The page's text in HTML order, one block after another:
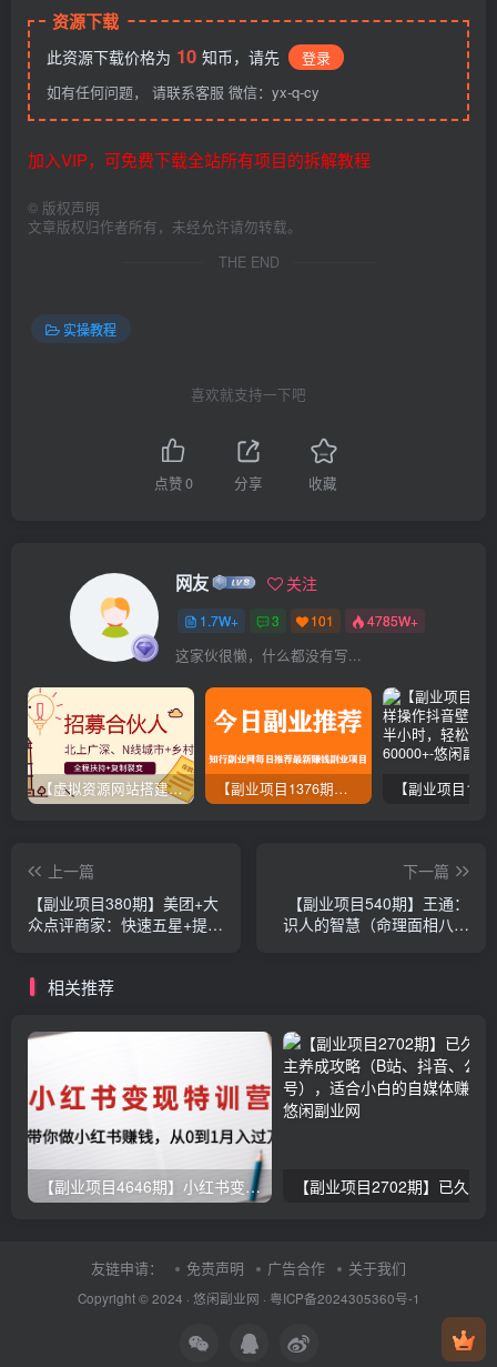
资源下载
此资源下载价格为 10 知币，请先
登录
如有任何问题， 请联系客服 微信：yx-q-cy
加入VIP，可免费下载全站所有项目的拆解教程
© 版权声明
文章版权归作者所有，未经允许请勿转载。
THE END
实操教程
喜欢就支持一下吧
点赞0 分享 收藏
网友 关注
1.7W+ 3 101 4785W+
这家伙很懒，什么都没有写...
【虚拟资源网站搭建服务】加盟本站系统，做一个和本站一样的独立网站，躺赚的项目 【副业项目1376期】龟课最新闲鱼项目玩法实战教程_全新升级月收益几千到几万
上一篇
【副业项目380期】美团+大
众点评商家：快速五星+提升
下一篇
【副业项目540期】王通：
识人的智慧（命理面相八字
相关推荐
【副业项目4646期】小红书变现特训营：带你快速入局小红书，从0到1月入过万
友链申请： 免责声明 广告合作 关于我们
Copyright © 2024 · 悠闲副业网 · 粤ICP备2024305360号-1